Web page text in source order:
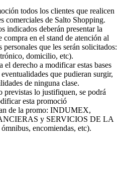
todos los clientes que realicen
comerciales de Salto Shopping.
indicados deberán presentar la
compra en el stand de atención al
que les serán solicitados:
domicilio, etc).
el derecho a modificar estas bases
que pudieran surgir,
de ninguna clase.
previstas lo justifiquen, se podrá
esta promoció
de la promo: INDUMEX,
y SERVICIOS DE LA
encomiendas, etc).